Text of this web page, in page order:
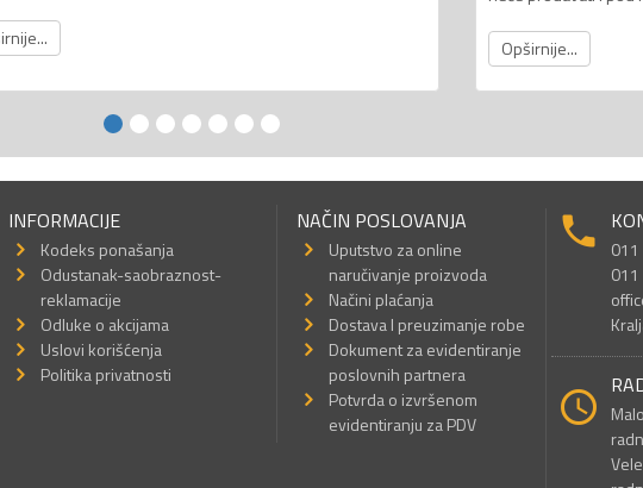
Opširnije...
INFORMACIJE
Kodeks ponašanja
Odustanak-saobraznost-
reklamacije
Odluke o akcijama
Uslovi korišćenja
Politika privatnosti
NAČIN POSLOVANJA
Uputstvo za online
naručivanje proizvoda
Načini plaćanja
Dostava I preuzimanje robe
Dokument za evidentiranje
poslovnih partnera
Potvrda o izvršenom
evidentiranju za PDV